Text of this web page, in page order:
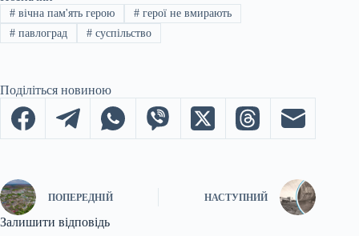
#вічна пам'ять герою #герої не вмирають
#павлоград #суспільство
Поділіться новиною
ПОПЕРЕДНІЙ НАСТУПНИЙ
Залишити відповідь